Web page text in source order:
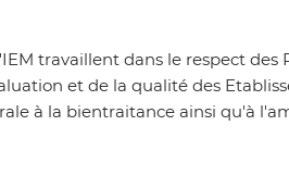
travaillent dans le respect
et de la qualité des
à la bientraitance ainsi qu'à